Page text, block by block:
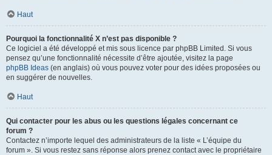
Haut
Pourquoi la fonctionnalité X n’est pas disponible ?
Ce logiciel a été développé et mis sous licence par phpBB Limited. Si vous
pensez qu’une fonctionnalité nécessite d’être ajoutée, visitez la page
phpBB Ideas (en anglais) où vous pouvez voter pour des idées proposées ou
en suggérer de nouvelles.
Haut
Qui contacter pour les abus ou les questions légales concernant ce
forum ?
Contactez n’importe lequel des administrateurs de la liste « L’équipe du
forum ». Si vous restez sans réponse alors prenez contact avec le propriétaire